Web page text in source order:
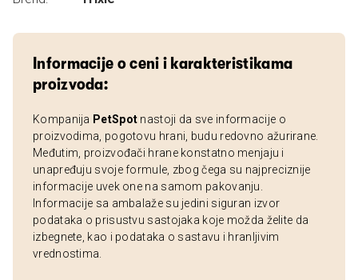
Informacije o ceni i karakteristikama
proizvoda:
Kompanija PetSpot nastoji da sve informacije o
proizvodima, pogotovu hrani, budu redovno ažurirane.
Međutim, proizvođači hrane konstatno menjaju i
unapređuju svoje formule, zbog čega su najpreciznije
informacije uvek one na samom pakovanju.
Informacije sa ambalaže su jedini siguran izvor
podataka o prisustvu sastojaka koje možda želite da
izbegnete, kao i podataka o sastavu i hranljivim
vrednostima.